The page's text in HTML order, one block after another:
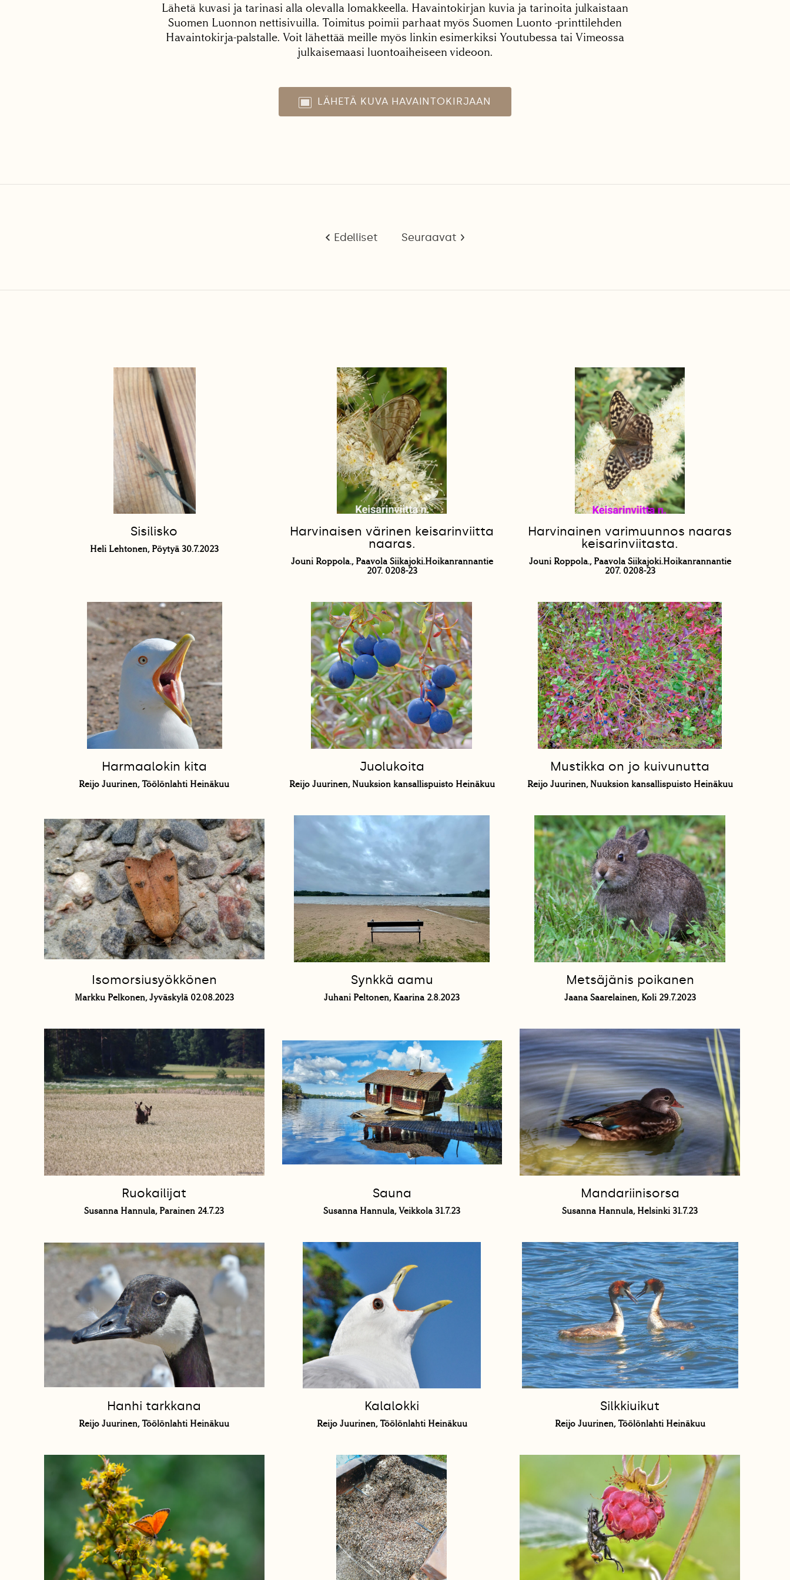
Lähetä kuvasi ja tarinasi alla olevalla lomakkeella. Havaintokirjan kuvia ja tarinoita julkaistaan
Suomen Luonnon nettisivuilla. Toimitus poimii parhaat myös Suomen Luonto -printtilehden
Havaintokirja-palstalle. Voit lähettää meille myös linkin esimerkiksi Youtubessa tai Vimeossa
julkaisemaasi luontoaiheiseen videoon.
LÄHETÄ KUVA HAVAINTOKIRJAAN
Edelliset Seuraavat
Sisilisko
Heli Lehtonen, Pöytyä 30.7.2023
Harvinaisen värinen keisarinviitta
naaras.
Jouni Roppola., Paavola Siikajoki.Hoikanrannantie
207. 0208-23
Harvinainen varimuunnos naaras
keisarinviitasta.
Jouni Roppola., Paavola Siikajoki.Hoikanrannantie
207. 0208-23
Harmaalokin kita
Reijo Juurinen, Töölönlahti Heinäkuu
Juolukoita
Reijo Juurinen, Nuuksion kansallispuisto Heinäkuu
Mustikka on jo kuivunutta
Reijo Juurinen, Nuuksion kansallispuisto Heinäkuu
Isomorsiusyökkönen
Markku Pelkonen, Jyväskylä 02.08.2023
Synkkä aamu
Juhani Peltonen, Kaarina 2.8.2023
Metsäjänis poikanen
Jaana Saarelainen, Koli 29.7.2023
Ruokailijat
Susanna Hannula, Parainen 24.7.23
Sauna
Susanna Hannula, Veikkola 31.7.23
Mandariinisorsa
Susanna Hannula, Helsinki 31.7.23
Hanhi tarkkana
Reijo Juurinen, Töölönlahti Heinäkuu
Kalalokki
Reijo Juurinen, Töölönlahti Heinäkuu
Silkkiuikut
Reijo Juurinen, Töölönlahti Heinäkuu